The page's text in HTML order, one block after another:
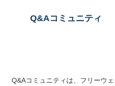
Q&Aコミュニティ
Q&Aコミュニティは、フリーウ